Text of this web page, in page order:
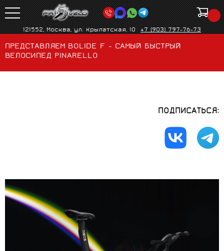
121552, Москва, ул. Крылатская, 10 +7 (903) 797-76-73
ПРЕДСТАВЛЯЕМ BOLIDE F - САМЫЙ БЫСТРЫЙ
ВЕЛОСИПЕД PINARELLO
ПОДПИСАТЬСЯ: